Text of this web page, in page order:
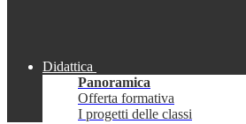
Didattica
Panoramica
Offerta formativa
I progetti delle classi